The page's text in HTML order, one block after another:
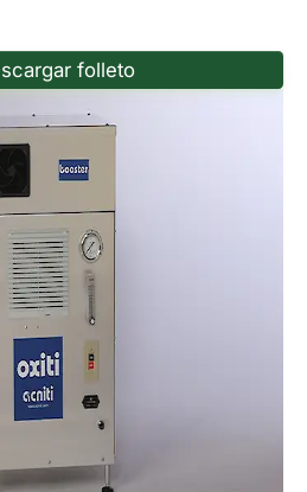
folleto